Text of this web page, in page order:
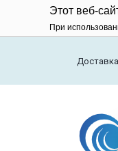
Этот веб-
При